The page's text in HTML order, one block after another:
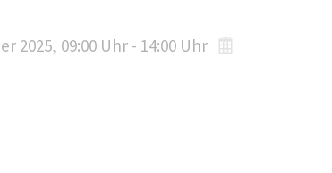
2025, 09:00 Uhr - 14:00 Uhr